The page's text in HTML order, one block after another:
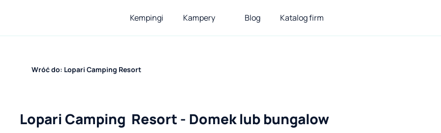
Kempingi Kampery Blog Katalog firm
Wróć do: Lopari Camping Resort
Lopari Camping  Resort - Domek lub bungalow